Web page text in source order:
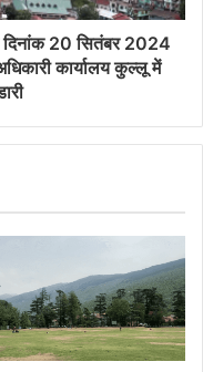
दिनांक 20 सितंबर 2024
कार्यालय कुल्लू में